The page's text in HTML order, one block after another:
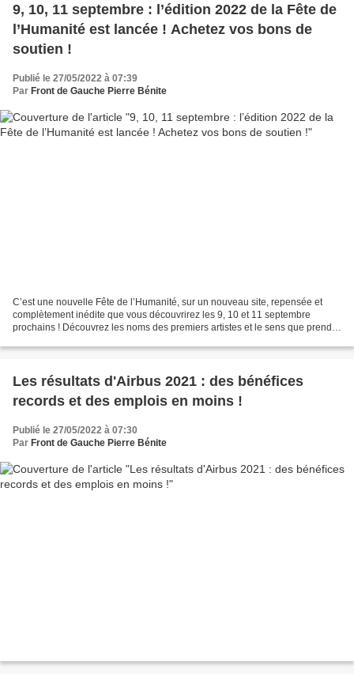
9, 10, 11 septembre : l’édition 2022 de la Fête de
l’Humanité est lancée ! Achetez vos bons de
soutien !
Publié le 27/05/2022 à 07:39
Par Front de Gauche Pierre Bénite
C’est une nouvelle Fête de l’Humanité, sur un nouveau site, repensée et
complètement inédite que vous découvrirez les 9, 10 et 11 septembre
prochains ! Découvrez les noms des premiers artistes et le sens que prend
Les résultats d'Airbus 2021 : des bénéfices
records et des emplois en moins !
Publié le 27/05/2022 à 07:30
Par Front de Gauche Pierre Bénite